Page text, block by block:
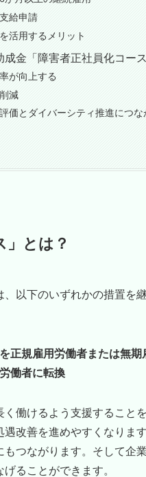
給申請
活用するメリット
成金「障害者正社員化コー
が向上する
減
価とダイバーシティ推進につな
」とは？
、以下のいずれかの措置を
正規雇用労働者または無
働者に転換
働けるよう支援すること
改善を進めやすくなりま
つながります。そして企
げることができます。